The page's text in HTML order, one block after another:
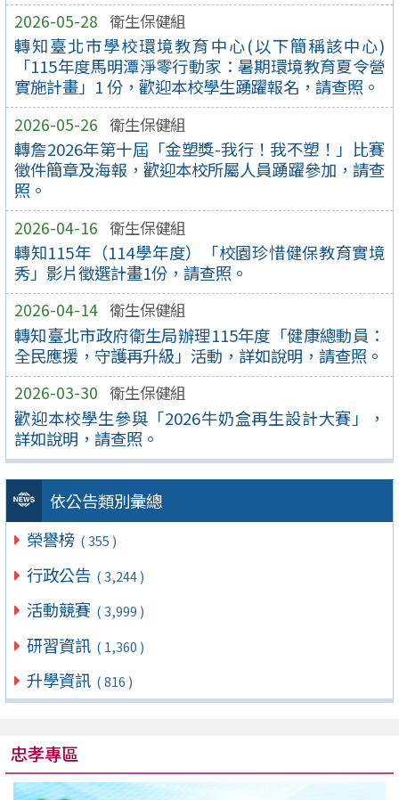
2026-05-28 衛生保健組
轉知臺北市學校環境教育中心(以下簡稱該中心)
「115年度馬明潭淨零行動家：暑期環境教育夏令營
實施計畫」1 份，歡迎本校學生踴躍報名，請查照。
2026-05-26 衛生保健組
轉詹2026年第十屆「金塑獎-我行！我不塑！」比賽
徵件簡章及海報，歡迎本校所屬人員踴躍參加，請查
照。
2026-04-16 衛生保健組
轉知115年（114學年度）「校園珍惜健保教育實境
秀」影片徵選計畫1份，請查照。
2026-04-14 衛生保健組
轉知臺北市政府衛生局辦理115年度「健康總動員：
全民應援，守護再升級」活動，詳如說明，請查照。
2026-03-30 衛生保健組
歡迎本校學生參與「2026牛奶盒再生設計大賽」，
詳如說明，請查照。
依公告類別彙總
榮譽榜 ( 355 )
行政公告 ( 3,244 )
活動競賽 ( 3,999 )
研習資訊 ( 1,360 )
升學資訊 ( 816 )
忠孝專區